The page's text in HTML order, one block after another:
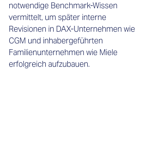
notwendige Benchmark-Wissen
vermittelt, um später interne
Revisionen in DAX-Unternehmen wie
CGM und inhabergeführten
Familienunternehmen wie Miele
erfolgreich aufzubauen.